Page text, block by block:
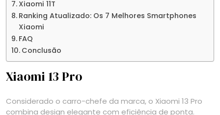
Xiaomi 11T
Ranking Atualizado: Os 7 Melhores Smartphones
Xiaomi
FAQ
Conclusão
Xiaomi 13 Pro
Considerado o carro-chefe da marca, o Xiaomi 13 Pro
combina design elegante com eficiência de ponta.